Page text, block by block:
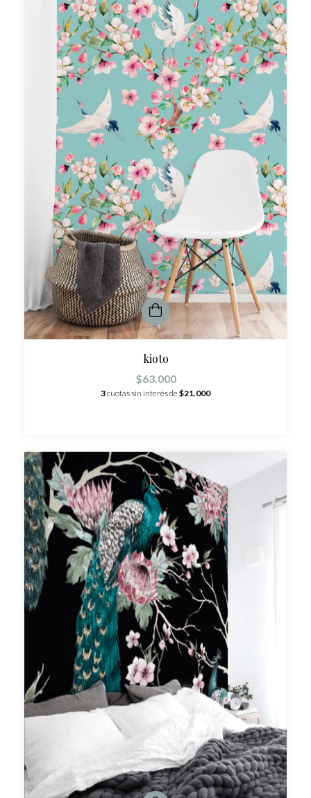
kioto
$63.000
3cuotas sin interés de$21.000